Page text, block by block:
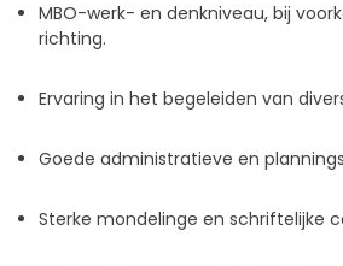
MBO-werk- en denkniveau, bij
richting.
Ervaring in het begeleiden van
Goede administratieve en
Sterke mondelinge en schriftelijke